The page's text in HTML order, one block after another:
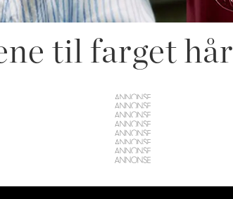
til farget hår